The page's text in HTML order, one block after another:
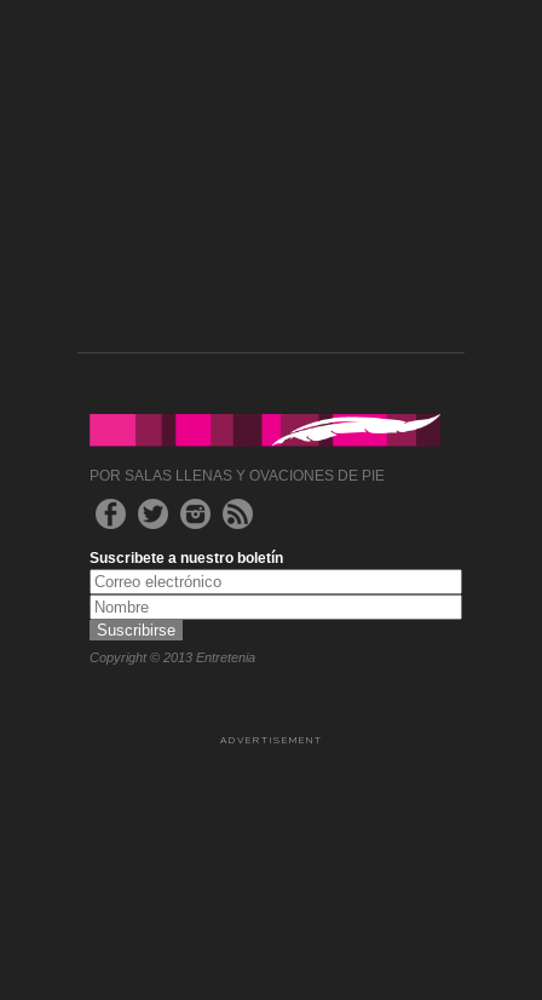
POR SALAS LLENAS Y OVACIONES DE PIE
Suscribete a nuestro boletín
Copyright © 2013 Entretenia
ADVERTISEMENT